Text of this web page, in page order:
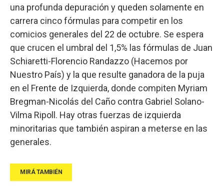
una profunda depuración y queden solamente en
carrera cinco fórmulas para competir en los
comicios generales del 22 de octubre. Se espera
que crucen el umbral del 1,5% las fórmulas de Juan
Schiaretti-Florencio Randazzo (Hacemos por
Nuestro País) y la que resulte ganadora de la puja
en el Frente de Izquierda, donde compiten Myriam
Bregman-Nicolás del Caño contra Gabriel Solano-
Vilma Ripoll. Hay otras fuerzas de izquierda
minoritarias que también aspiran a meterse en las
generales.